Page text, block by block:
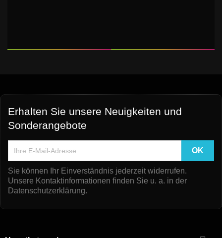
Erhalten Sie unsere Neuigkeiten und
Sonderangebote
Sie können Ihr Einverständnis jederzeit widerrufen.
Unsere Kontaktinformationen finden Sie u. a. in der
Datenschutzerklärung.